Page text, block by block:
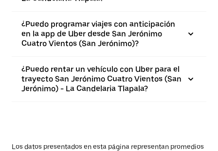
¿Puedo programar viajes con anticipación
en la app de Uber desde San Jerónimo
Cuatro Vientos (San Jerónimo)?
¿Puedo rentar un vehículo con Uber para el
trayecto San Jerónimo Cuatro Vientos (San
Jerónimo) - La Candelaria Tlapala?
Los datos presentados en esta página representan promedios